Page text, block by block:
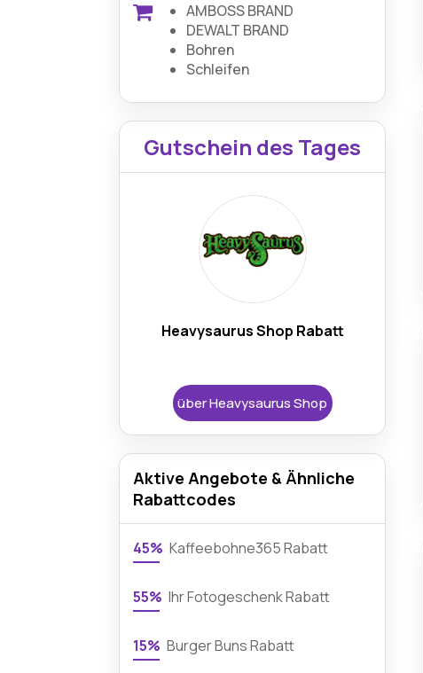
AMBOSS BRAND
DEWALT BRAND
Bohren
Schleifen
Gutschein des Tages
Heavysaurus Shop Rabatt
über Heavysaurus Shop
Aktive Angebote & Ähnliche
Rabattcodes
45% Kaffeebohne365 Rabatt
55% Ihr Fotogeschenk Rabatt
15% Burger Buns Rabatt